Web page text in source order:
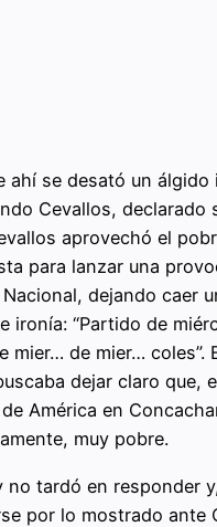
ahí se desató un álgido
Cevallos, declarado
aprovechó el
para lanzar una
dejando caer
ironía: “Partido de
mier… de mier… coles”.
dejar claro que,
América en
muy pobre.
no tardó en responder
por lo mostrado ante